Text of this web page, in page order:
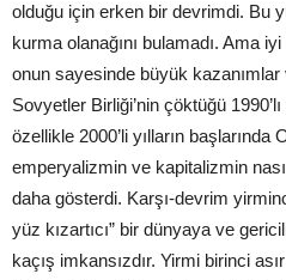
olduğu için erken bir devrimdi. Bu
kurma olanağını bulamadı. Ama
onun sayesinde büyük kazanımlar
Sovyetler Birliği’nin çöktüğü
özellikle 2000’li yılların başlarında
emperyalizmin ve kapitalizmin
daha gösterdi. Karşı-devrim
yüz kızartıcı” bir dünyaya ve
kaçış imkansızdır. Yirmi birinci